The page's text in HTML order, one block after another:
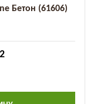
Бетон (61606)
2